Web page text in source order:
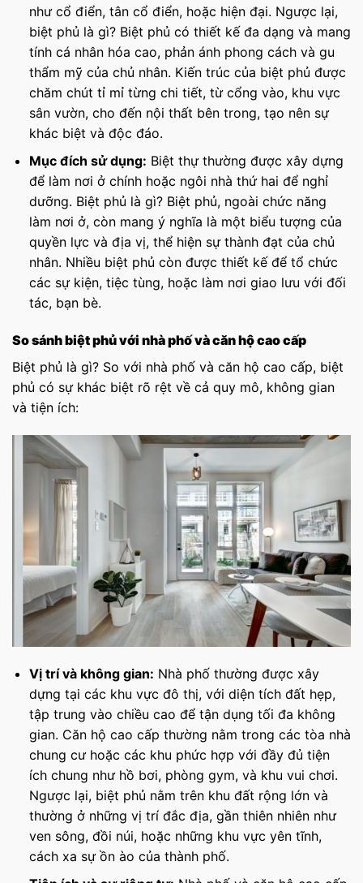
như cổ điển, tân cổ điển, hoặc hiện đại. Ngược lại,
biệt phủ là gì? Biệt phủ có thiết kế đa dạng và mang
tính cá nhân hóa cao, phản ánh phong cách và gu
thẩm mỹ của chủ nhân. Kiến trúc của biệt phủ được
chăm chút tỉ mỉ từng chi tiết, từ cổng vào, khu vực
sân vườn, cho đến nội thất bên trong, tạo nên sự
khác biệt và độc đáo.
Mục đích sử dụng: Biệt thự thường được xây dựng
để làm nơi ở chính hoặc ngôi nhà thứ hai để nghỉ
dưỡng. Biệt phủ là gì? Biệt phủ, ngoài chức năng
làm nơi ở, còn mang ý nghĩa là một biểu tượng của
quyền lực và địa vị, thể hiện sự thành đạt của chủ
nhân. Nhiều biệt phủ còn được thiết kế để tổ chức
các sự kiện, tiệc tùng, hoặc làm nơi giao lưu với đối
tác, bạn bè.
So sánh biệt phủ với nhà phố và căn hộ cao cấp
Biệt phủ là gì? So với nhà phố và căn hộ cao cấp, biệt
phủ có sự khác biệt rõ rệt về cả quy mô, không gian
và tiện ích:
Vị trí và không gian: Nhà phố thường được xây
dựng tại các khu vực đô thị, với diện tích đất hẹp,
tập trung vào chiều cao để tận dụng tối đa không
gian. Căn hộ cao cấp thường nằm trong các tòa nhà
chung cư hoặc các khu phức hợp với đầy đủ tiện
ích chung như hồ bơi, phòng gym, và khu vui chơi.
Ngược lại, biệt phủ nằm trên khu đất rộng lớn và
thường ở những vị trí đắc địa, gần thiên nhiên như
ven sông, đồi núi, hoặc những khu vực yên tĩnh,
cách xa sự ồn ào của thành phố.